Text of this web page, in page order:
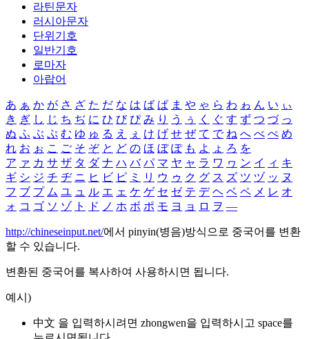
라틴문자
러시아문자
단위기호
일반기호
로마자
아랍어
あ ぁ か が さ ざ た だ な は ば ぱ ま や ゃ ら わ ゎ ん い ぃ
き ぎ し じ ち ぢ に ひ び ぴ み り う ぅ く ぐ す ず つ づ っ
ぬ ふ ぶ ぷ む ゆ ゅ る え ぇ け げ せ ぜ て で ね へ べ ぺ め
れ お ぉ こ ご そ ぞ と ど の ほ ぼ ぽ も よ ょ ろ を
ア ァ カ サ ザ タ ダ ナ ハ バ パ マ ヤ ャ ラ ワ ヮ ン イ ィ キ
ギ シ ジ チ ヂ ニ ヒ ビ ピ ミ リ ウ ゥ ク グ ス ズ ツ ヅ ッ ヌ
フ ブ プ ム ユ ュ ル エ ェ ケ ゲ セ ゼ テ デ ヘ ベ ペ メ レ オ
ォ コ ゴ ソ ゾ ト ド ノ ホ ボ ポ モ ヨ ョ ロ ヲ ―
http://chineseinput.net/에서 pinyin(병음)방식으로 중국어를 변환
할 수 있습니다.
변환된 중국어를 복사하여 사용하시면 됩니다.
예시)
中文 을 입력하시려면 zhongwen을 입력하시고 space를